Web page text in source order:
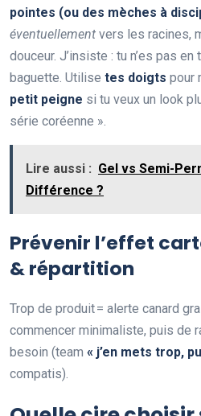
pointes (ou des mèches à
éventuellement vers les racines,
douceur. J’insiste : tu n’es pas en
baguette. Utilise tes doigts pour
petit peigne si tu veux un look
série coréenne ».
Lire aussi : Gel vs Semi-
Différence ?
Prévenir l’effet
& répartition
Trop de produit = alerte canard
commencer minimaliste, puis de
besoin (team « j’en mets trop,
compatis).